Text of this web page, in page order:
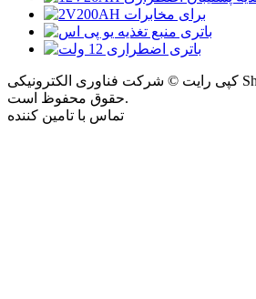
کپی رایت © شرکت فناوری الکترونیکی Shimastu ، محدود. کلیه
حقوق محفوظ است.
تماس با تامین کننده